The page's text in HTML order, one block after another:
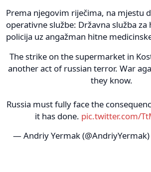
Prema njegovim riječima, na mjestu
operativne službe: Državna služba za
policija uz angažman hitne
The strike on the supermarket in
another act of russian terror. War
they know.
Russia must fully face the
it has done. pic.twitter.com/
— Andriy Yermak (@AndriyYermak)